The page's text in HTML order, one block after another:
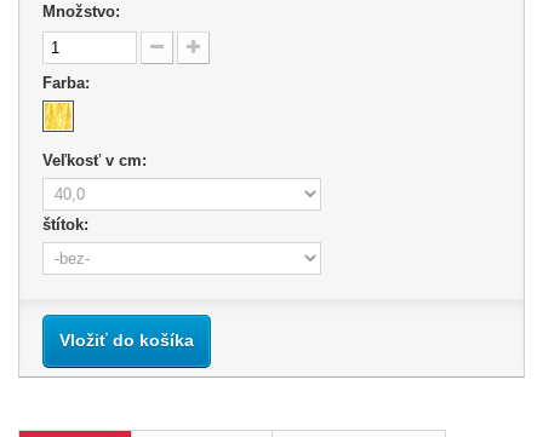
Množstvo:
Farba:
Veľkosť v cm:
štítok:
Vložiť do košíka